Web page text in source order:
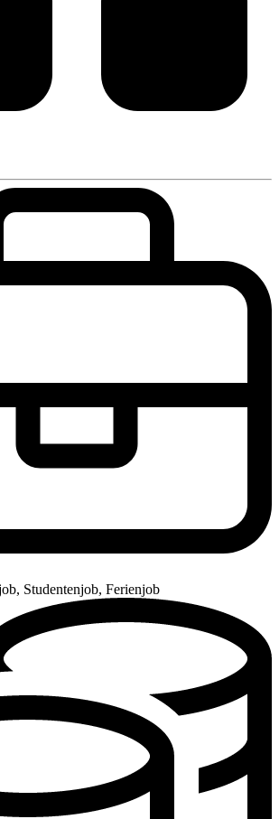
Studentenjob, Ferienjob